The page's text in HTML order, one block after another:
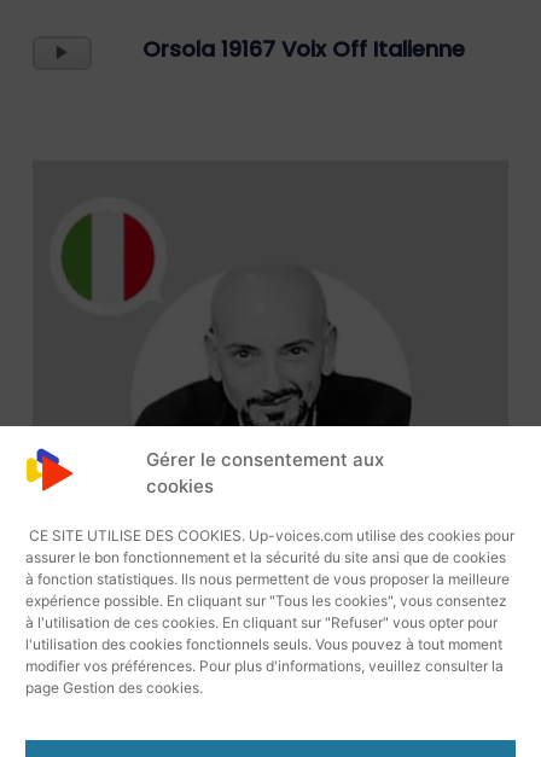
Gérer le consentement aux
cookies
CE SITE UTILISE DES COOKIES. Up-voices.com utilise des cookies pour
assurer le bon fonctionnement et la sécurité du site ansi que de cookies
à fonction statistiques. Ils nous permettent de vous proposer la meilleure
expérience possible. En cliquant sur "Tous les cookies", vous consentez
à l'utilisation de ces cookies. En cliquant sur "Refuser" vous opter pour
l'utilisation des cookies fonctionnels seuls. Vous pouvez à tout moment
modifier vos préférences. Pour plus d'informations, veuillez consulter la
page Gestion des cookies.
Lecteur
Orsola 19167 Voix Off Italienne
Marco 19164 Voix Off Italienne